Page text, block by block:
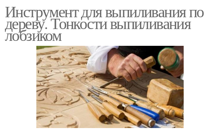
Инструмент для выпиливания по
дереву. Тонкости выпиливания
лобзиком